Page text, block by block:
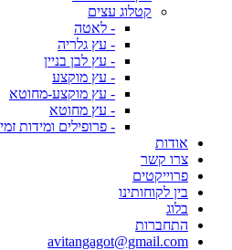
קטלוג עצים
- לאטה
- עץ גלריה
- עץ לבן בניין
- עץ מוקצע
- עץ מוקצע-מחוטא
- עץ מחוטא
- פרופילים ומידות
אודות
צרו קשר
פרוייקטים
בין לקוחותינו
בלוג
התחברות
avitangagot@gmail.com